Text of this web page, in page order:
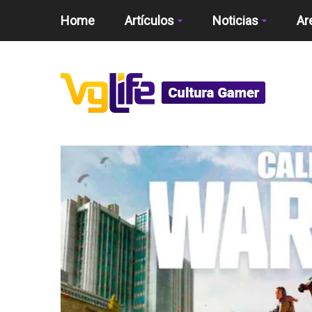
Home Artículos Noticias